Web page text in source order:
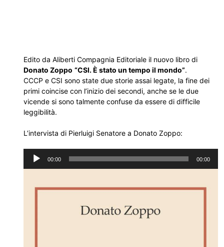
Edito da Aliberti Compagnia Editoriale il nuovo libro di
Donato Zoppo “CSI. È stato un tempo il mondo”.
CCCP e CSI sono state due storie assai legate, la fine dei
primi coincise con l’inizio dei secondi, anche se le due
vicende si sono talmente confuse da essere di difficile
leggibilità.
L’intervista di Pierluigi Senatore a Donato Zoppo:
Audio
Player
00:00 00:00